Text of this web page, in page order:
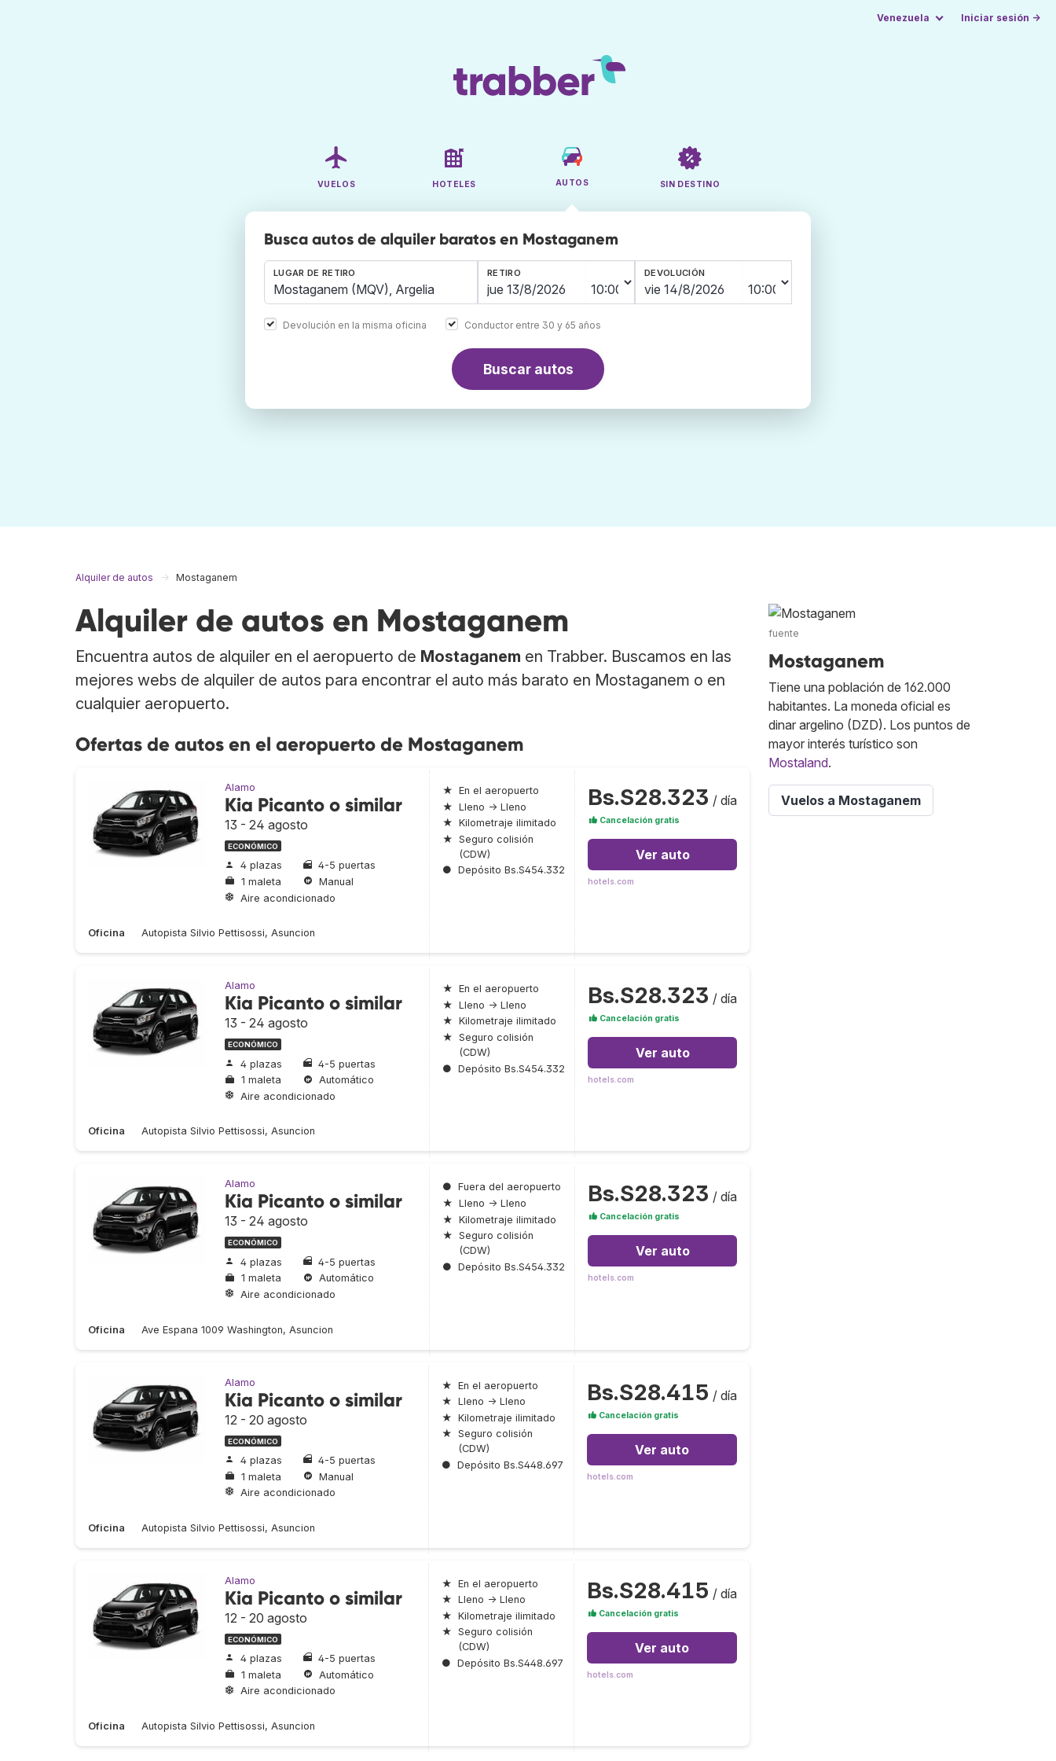
Venezuela Iniciar sesión →
VUELOS HOTELES AUTOS SIN DESTINO
Busca autos de alquiler baratos en Mostaganem
LUGAR DE RETIRO RETIRO DEVOLUCIÓN
Devolución en la misma oficina Conductor entre 30 y 65 años
Buscar autos
Alquiler de autos Mostaganem
Alquiler de autos en Mostaganem
Encuentra autos de alquiler en el aeropuerto de Mostaganem en Trabber. Buscamos en las
mejores webs de alquiler de autos para encontrar el auto más barato en Mostaganem o en
cualquier aeropuerto.
Ofertas de autos en el aeropuerto de Mostaganem
Alamo
Kia Picanto o similar
13 - 24 agosto
ECONÓMICO
4 plazas
4-5 puertas
1 maleta
Manual
Aire acondicionado
Oficina Autopista Silvio Pettisossi, Asuncion
★ En el aeropuerto
★ Lleno → Lleno
★ Kilometraje ilimitado
★ Seguro colisión
(CDW)
● Depósito Bs.S454.332
Bs.S28.323 / día
Cancelación gratis
Ver auto
hotels.com
Alamo
Kia Picanto o similar
13 - 24 agosto
ECONÓMICO
4 plazas
4-5 puertas
1 maleta
Automático
Aire acondicionado
Oficina Autopista Silvio Pettisossi, Asuncion
★ En el aeropuerto
★ Lleno → Lleno
★ Kilometraje ilimitado
★ Seguro colisión
(CDW)
● Depósito Bs.S454.332
Bs.S28.323 / día
Cancelación gratis
Ver auto
hotels.com
Alamo
Kia Picanto o similar
13 - 24 agosto
ECONÓMICO
4 plazas
4-5 puertas
1 maleta
Automático
Aire acondicionado
Oficina Ave Espana 1009 Washington, Asuncion
● Fuera del aeropuerto
★ Lleno → Lleno
★ Kilometraje ilimitado
★ Seguro colisión
(CDW)
● Depósito Bs.S454.332
Bs.S28.323 / día
Cancelación gratis
Ver auto
hotels.com
Alamo
Kia Picanto o similar
12 - 20 agosto
ECONÓMICO
4 plazas
4-5 puertas
1 maleta
Manual
Aire acondicionado
Oficina Autopista Silvio Pettisossi, Asuncion
★ En el aeropuerto
★ Lleno → Lleno
★ Kilometraje ilimitado
★ Seguro colisión
(CDW)
● Depósito Bs.S448.697
Bs.S28.415 / día
Cancelación gratis
Ver auto
hotels.com
Alamo
Kia Picanto o similar
12 - 20 agosto
ECONÓMICO
4 plazas
4-5 puertas
1 maleta
Automático
Aire acondicionado
Oficina Autopista Silvio Pettisossi, Asuncion
★ En el aeropuerto
★ Lleno → Lleno
★ Kilometraje ilimitado
★ Seguro colisión
(CDW)
● Depósito Bs.S448.697
Bs.S28.415 / día
Cancelación gratis
Ver auto
hotels.com
fuente
Mostaganem
Tiene una población de 162.000
habitantes. La moneda oficial es
dinar argelino (DZD). Los puntos de
mayor interés turístico son
Mostaland.
Vuelos a Mostaganem